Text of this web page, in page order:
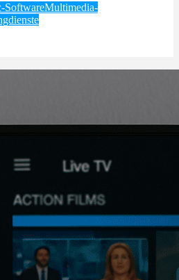
SoftwareMultimedia-